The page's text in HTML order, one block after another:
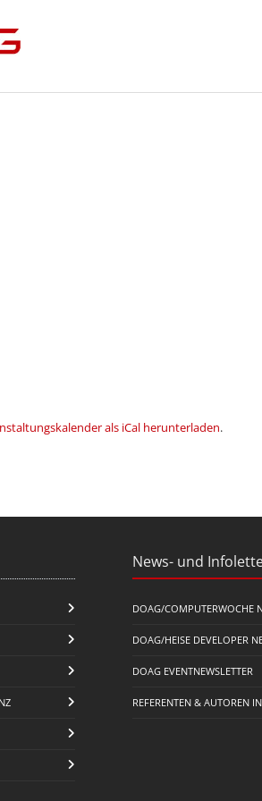
als iCal herunterladen.
News- und
DOAG/COMPUTERWOCHE
DOAG/HEISE DEVELOPER
DOAG EVENTNEWSLETTER
REFERENTEN & AUTOREN